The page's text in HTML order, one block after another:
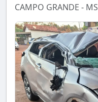
CAMPO GRANDE - MS